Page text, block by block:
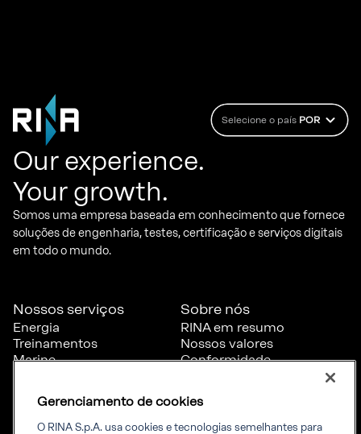
Selecione o país POR
Our experience.
Your growth.
Somos uma empresa baseada em conhecimento que fornece
soluções de engenharia, testes, certificação e serviços digitais
em todo o mundo.
Nossos serviços
Energia
Treinamentos
Marine
infraestrutura
Sobre nós
RINA em resumo
Nossos valores
Conformidade
Diversidade & Inclusão
Trabalhe conosco
Gerenciamento de cookies
O RINA S.p.A. usa cookies e tecnologias semelhantes para